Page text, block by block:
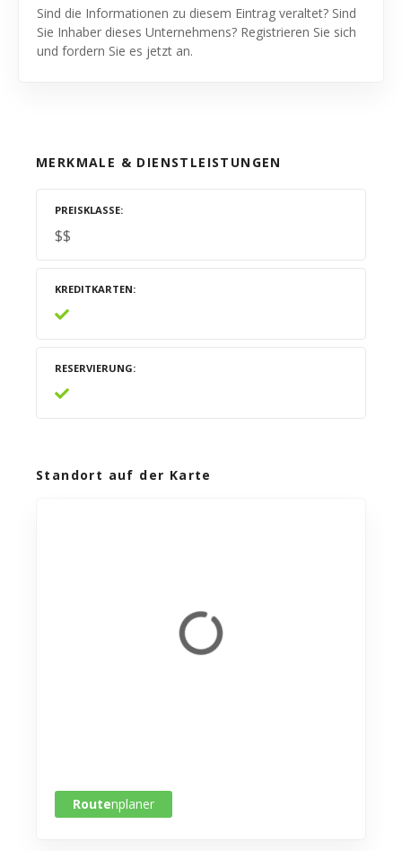
Sind die Informationen zu diesem Eintrag veraltet? Sind
Sie Inhaber dieses Unternehmens? Registrieren Sie sich
und fordern Sie es jetzt an.
MERKMALE & DIENSTLEISTUNGEN
PREISKLASSE
$$
KREDITKARTEN
RESERVIERUNG
Standort auf der Karte
Routenplaner